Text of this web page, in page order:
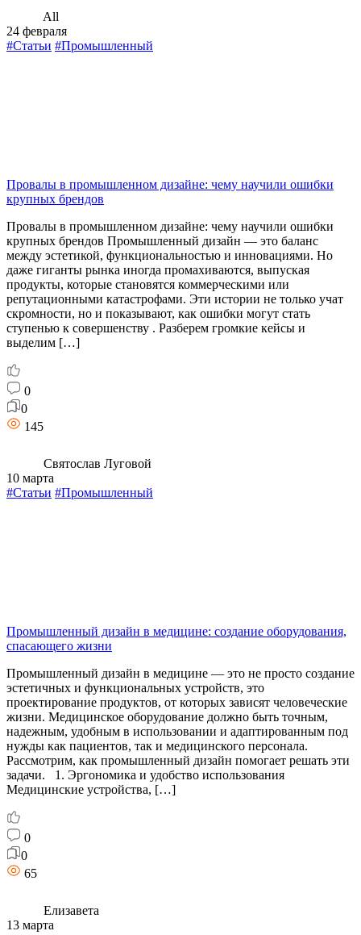
All
24 февраля
#Статьи #Промышленный
Провалы в промышленном дизайне: чему научили ошибки
крупных брендов
Провалы в промышленном дизайне: чему научили ошибки
крупных брендов Промышленный дизайн — это баланс
между эстетикой, функциональностью и инновациями. Но
даже гиганты рынка иногда промахиваются, выпуская
продукты, которые становятся коммерческими или
репутационными катастрофами. Эти истории не только учат
скромности, но и показывают, как ошибки могут стать
ступенью к совершенству . Разберем громкие кейсы и
выделим […]
0
0
145
Святослав Луговой
10 марта
#Статьи #Промышленный
Промышленный дизайн в медицине: создание оборудования,
спасающего жизни
Промышленный дизайн в медицине — это не просто создание
эстетичных и функциональных устройств, это
проектирование продуктов, от которых зависят человеческие
жизни. Медицинское оборудование должно быть точным,
надежным, удобным в использовании и адаптированным под
нужды как пациентов, так и медицинского персонала.
Рассмотрим, как промышленный дизайн помогает решать эти
задачи. 1. Эргономика и удобство использования
Медицинские устройства, […]
0
0
65
Елизавета
13 марта